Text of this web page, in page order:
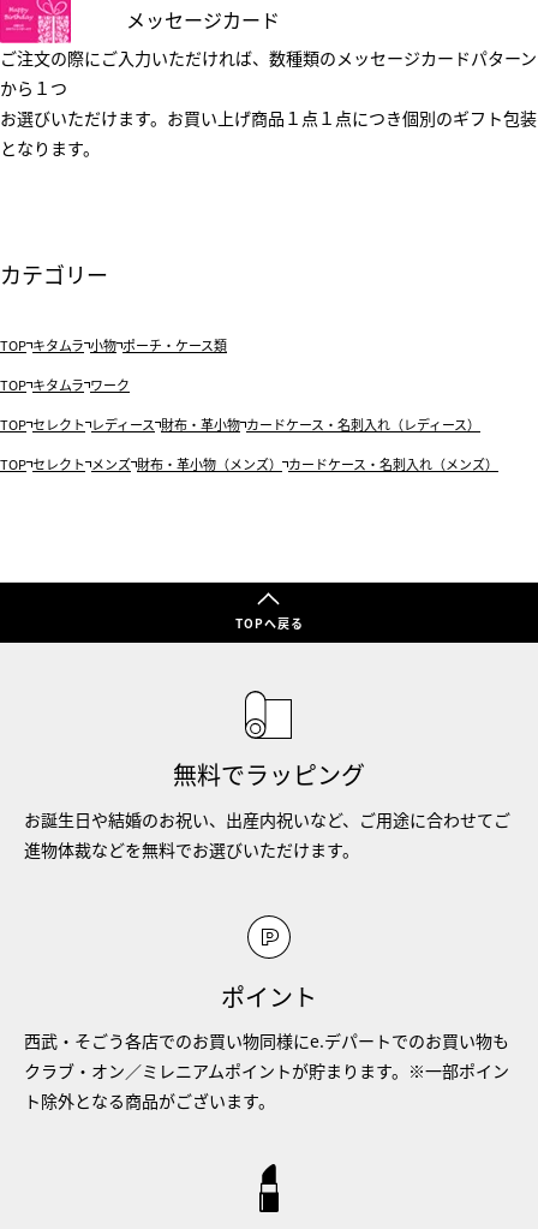
メッセージカード
ご注文の際にご入力いただければ、数種類のメッセージカードパターン
から１つ
お選びいただけます。お買い上げ商品１点１点につき個別のギフト包装
となります。
カテゴリー
TOP キタムラ 小物 ポーチ・ケース類
TOP キタムラ ワーク
TOP セレクト レディース 財布・革小物 カードケース・名刺入れ（レディース）
TOP セレクト メンズ 財布・革小物（メンズ） カードケース・名刺入れ（メンズ）
TOPへ戻る
無料でラッピング
お誕生日や結婚のお祝い、出産内祝いなど、ご用途に合わせてご
進物体裁などを無料でお選びいただけます。
ポイント
西武・そごう各店でのお買い物同様にe.デパートでのお買い物も
クラブ・オン／ミレニアムポイントが貯まります。※一部ポイン
ト除外となる商品がございます。